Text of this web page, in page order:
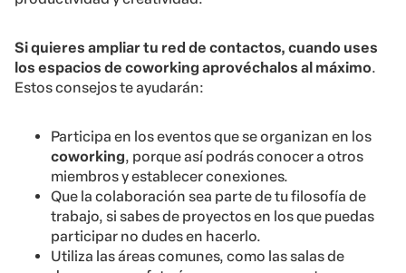
Si quieres ampliar tu red de contactos, cuando uses
los espacios de coworking aprovéchalos al máximo.
Estos consejos te ayudarán:
Participa en los eventos que se organizan en los
coworking, porque así podrás conocer a otros
miembros y establecer conexiones.
Que la colaboración sea parte de tu filosofía de
trabajo, si sabes de proyectos en los que puedas
participar no dudes en hacerlo.
Utiliza las áreas comunes, como las salas de